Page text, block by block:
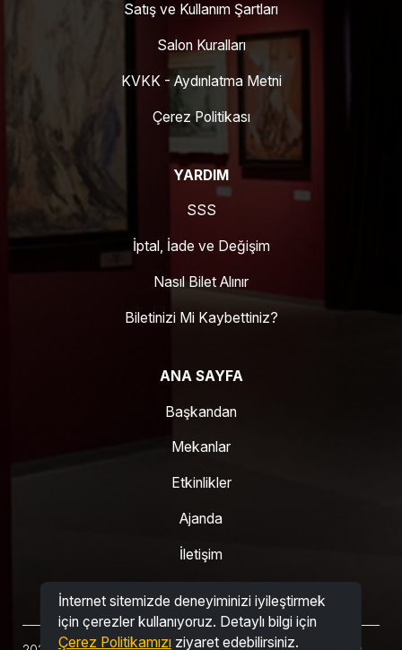
İnternet sitemizde deneyiminizi iyileştirmek
için çerezler kullanıyoruz. Detaylı bilgi için
Çerez Politikamızıziyaret edebilirsiniz.
Satış ve Kullanım Şartları
Salon Kuralları
KVKK - Aydınlatma Metni
Çerez Politikası
YARDIM
SSS
İptal, İade ve Değişim
Nasıl Bilet Alınır
Biletinizi Mi Kaybettiniz?
ANA SAYFA
Başkandan
Mekanlar
Etkinlikler
Ajanda
İletişim